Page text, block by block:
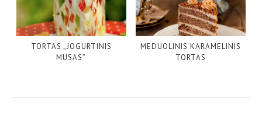
TORTAS „JOGURTINIS
MUSAS”
MEDUOLINIS KARAMELINIS
TORTAS